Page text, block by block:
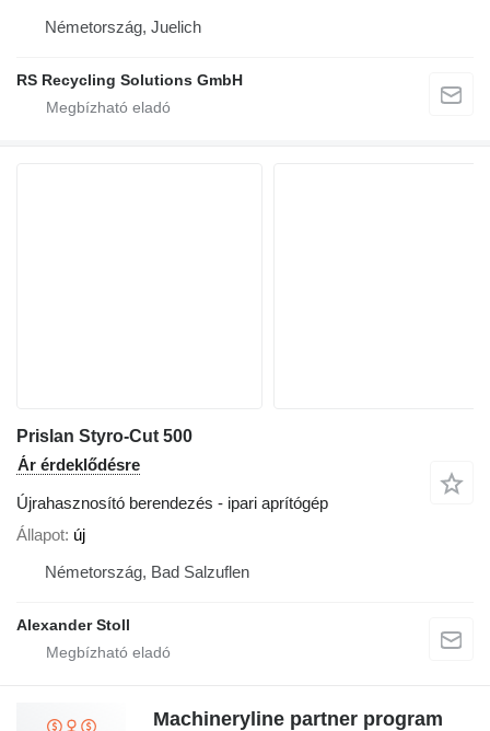
Németország, Juelich
RS Recycling Solutions GmbH
Prislan Styro-Cut 500
Ár érdeklődésre
Újrahasznosító berendezés - ipari aprítógép
Állapot új
Németország, Bad Salzuflen
Alexander Stoll
Machineryline partner program